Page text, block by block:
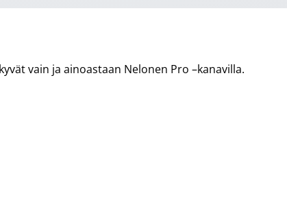
vain ja ainoastaan Nelonen Pro –kanavilla.